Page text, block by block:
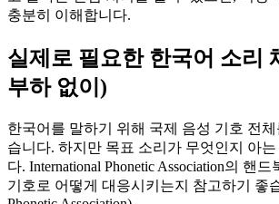
충분히 이해합니다.
실제로 필요한 한국어 소리
부하 없이)
한국어를 말하기 위해 국제 음성 기호 전
습니다. 하지만 목표 소리가 무엇인지 아는
다. International Phonetic Association의 핸
기호로 어떻게 대응시키는지 참고하기 좋